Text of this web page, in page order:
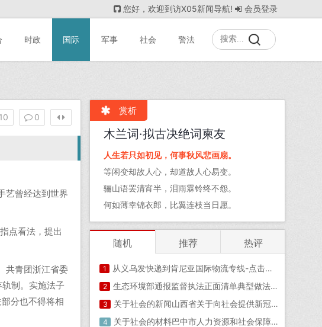
您好，欢迎到访X05新闻导航! 会员登录
时政 国际 军事 社会 警法
0
艺曾经达到世界
点看法，提出
共青团浙江省委
制。实施法子
分也不得将相
赏析
木兰词·拟古决绝词柬友
人生若只如初见，何事秋风悲画扇。
等闲变却故人心，却道故人心易变。
骊山语罢清宵半，泪雨霖铃终不怨。
何如薄幸锦衣郎，比翼连枝当日愿。
随机 推荐 热评
1 从义乌发快递到肯尼亚国际物流专线-点击咨询2020-12-10
2 生态环境部通报监督执法正面清单典型做法2020-06-27行政执法部门都有哪些
3 关于社会的新闻山西省关于向社会提供新冠病毒检测服务的通告！
4 关于社会的材料巴中市人力资源和社会保障局关于巴中市市直属事业单位2020年公开考试招聘工作人员的公告